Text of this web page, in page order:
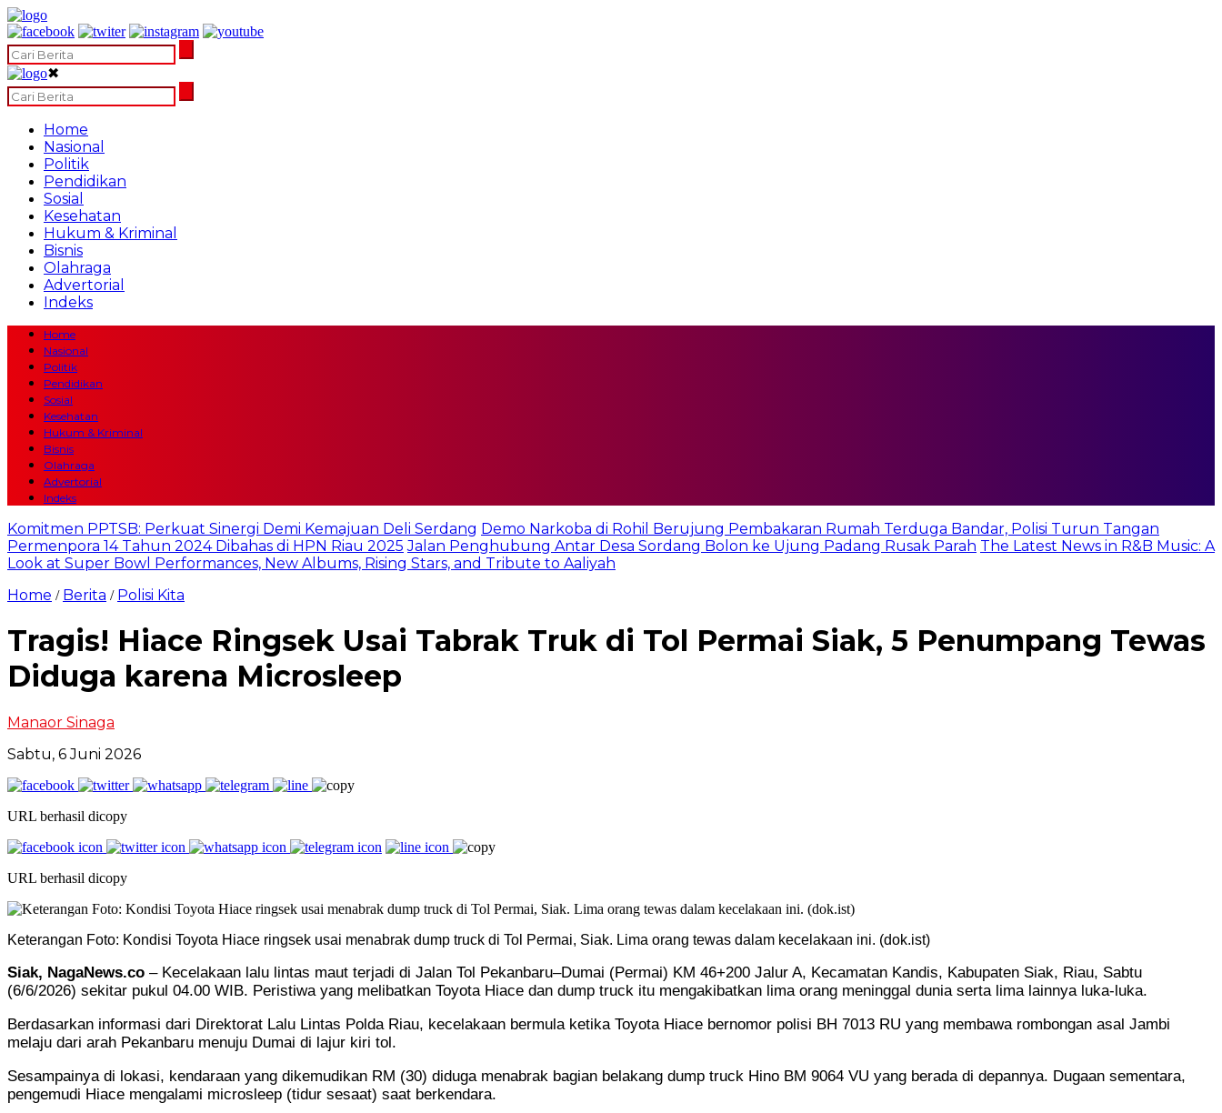
✖
Home
Nasional
Politik
Pendidikan
Sosial
Kesehatan
Hukum & Kriminal
Bisnis
Olahraga
Advertorial
Indeks
Home
Nasional
Politik
Pendidikan
Sosial
Kesehatan
Hukum & Kriminal
Bisnis
Olahraga
Advertorial
Indeks
Komitmen PPTSB: Perkuat Sinergi Demi Kemajuan Deli Serdang Demo Narkoba di Rohil Berujung Pembakaran Rumah Terduga Bandar, Polisi Turun Tangan
Permenpora 14 Tahun 2024 Dibahas di HPN Riau 2025 Jalan Penghubung Antar Desa Sordang Bolon ke Ujung Padang Rusak Parah The Latest News in R&B Music: A
Look at Super Bowl Performances, New Albums, Rising Stars, and Tribute to Aaliyah
Home / Berita / Polisi Kita
Tragis! Hiace Ringsek Usai Tabrak Truk di Tol Permai Siak, 5 Penumpang Tewas
Diduga karena Microsleep
Manaor Sinaga
Sabtu, 6 Juni 2026
URL berhasil dicopy
URL berhasil dicopy
Keterangan Foto: Kondisi Toyota Hiace ringsek usai menabrak dump truck di Tol Permai, Siak. Lima orang tewas dalam kecelakaan ini. (dok.ist)
Siak, NagaNews.co – Kecelakaan lalu lintas maut terjadi di Jalan Tol Pekanbaru–Dumai (Permai) KM 46+200 Jalur A, Kecamatan Kandis, Kabupaten Siak, Riau, Sabtu
(6/6/2026) sekitar pukul 04.00 WIB. Peristiwa yang melibatkan Toyota Hiace dan dump truck itu mengakibatkan lima orang meninggal dunia serta lima lainnya luka-luka.
Berdasarkan informasi dari Direktorat Lalu Lintas Polda Riau, kecelakaan bermula ketika Toyota Hiace bernomor polisi BH 7013 RU yang membawa rombongan asal Jambi
melaju dari arah Pekanbaru menuju Dumai di lajur kiri tol.
Sesampainya di lokasi, kendaraan yang dikemudikan RM (30) diduga menabrak bagian belakang dump truck Hino BM 9064 VU yang berada di depannya. Dugaan sementara,
pengemudi Hiace mengalami microsleep (tidur sesaat) saat berkendara.